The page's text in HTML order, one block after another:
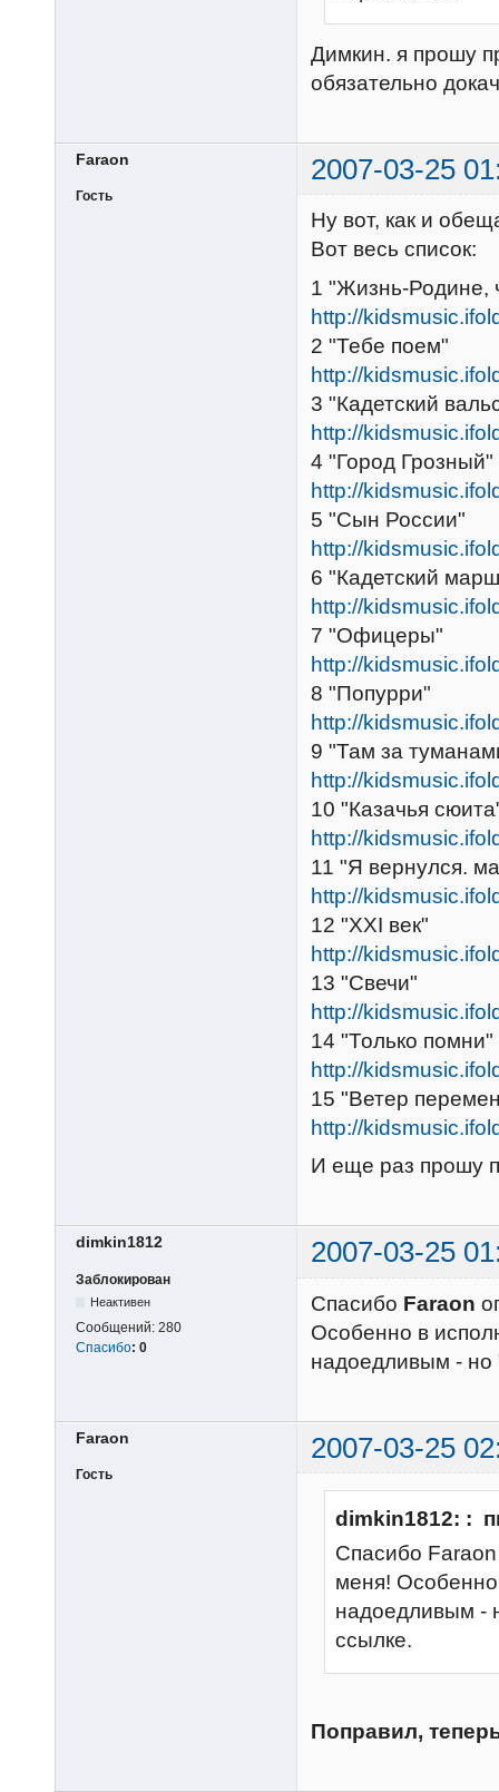
Димкин. я прошу
обязательно
Faraon 2007-03-25
Гость
Ну вот, как и
Вот весь список:
1 "Жизнь-Родине,
http://
2 "Тебе поем"
http://
3 "Кадетский
http://
4 "Город Грозный"
http://
5 "Сын России"
http://
6 "Кадетский
http://
7 "Офицеры"
http://
8 "Попурри"
http://
9 "Там за
http://
10 "Казачья
http://
11 "Я вернулся.
http://
12 "XXI век"
http://
13 "Свечи"
http://
14 "Только помни"
http://
15 "Ветер
http://
И еще раз прошу
dimkin1812 2007-03-25
Заблокирован
Неактивен
Сообщений: 280
Спасибо: 0
Спасибо Faraon
Особенно в
надоедливым - но
Faraon 2007-03-25
Гость
dimkin1812: :
Спасибо
меня!
надоедливым -
ссылке.
Поправил,